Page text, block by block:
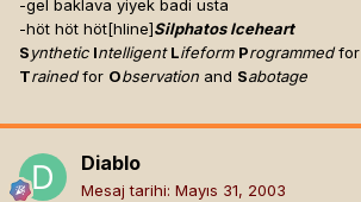
-gel baklava yiyek badi usta
-höt höt höt[hline]Silphatos Iceheart
Synthetic Intelligent Lifeform Programmedfor
Trainedfor Observation and Sabotage
Diablo
Mesaj tarihi: Mayıs 31, 2003